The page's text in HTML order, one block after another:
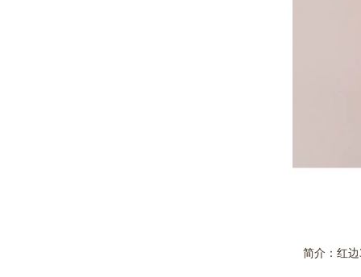
简介：红边